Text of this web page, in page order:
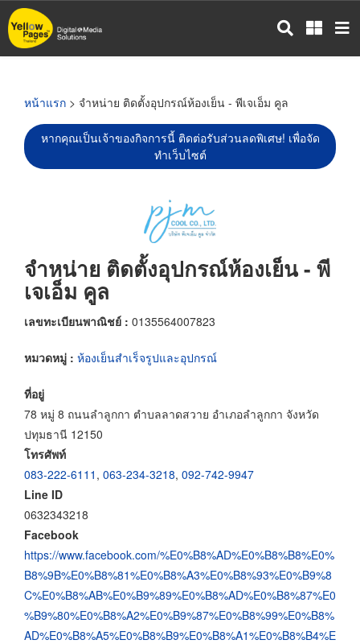
ข้าม
ไป
หน้าแรก > จำหน่าย ติดตั้งอุปกรณ์ห้องเย็น - พีเจเอ็ม คูล
หากคุณเป็นเจ้าของกิจการนี้ ติดต่อรับส่วนลดพิเศษ! เพื่อจัด
ทำเว็บไซต์
จำหน่าย ติดตั้งอุปกรณ์ห้องเย็น - พี
เจเอ็ม คูล
เลขทะเบียนพาณิชย์ : 0135564007823
หมวดหมู่ : ห้องเย็นสำเร็จรูปและอุปกรณ์
ที่อยู่
78 หมู่ 8 ถนนลำลูกกา ตำบลลาดสวาย อำเภอลำลูกกา จังหวัด
ปทุมธานี 12150
โทรศัพท์
083-222-6111 , 063-234-3218, 092-742-9947
Line ID
0632343218
Facebook
https://www.facebook.com/%E0%B8%AD%E0%B8%B8%E0%
B8%9B%E0%B8%81%E0%B8%A3%E0%B8%93%E0%B9%8
C%E0%B8%AB%E0%B9%89%E0%B8%AD%E0%B8%87%E0
%B9%80%E0%B8%A2%E0%B9%87%E0%B8%99%E0%B8%
AD%E0%B8%A5%E0%B8%B9%E0%B8%A1%E0%B8%B4%E